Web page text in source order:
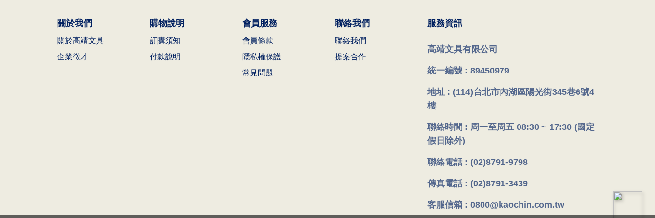
關於我們
關於高靖文具
企業徵才
購物說明
訂購須知
付款說明
會員服務
會員條款
隱私權保護
常見問題
聯絡我們
聯絡我們
提案合作
服務資訊
高靖文具有限公司
統一編號 : 89450979
地址 : (114)台北市內湖區陽光街345巷6號4
樓
聯絡時間 : 周一至周五 08:30 ~ 17:30 (國定
假日除外)
聯絡電話 : (02)8791-9798
傳真電話 : (02)8791-3439
客服信箱 : 0800@kaochin.com.tw